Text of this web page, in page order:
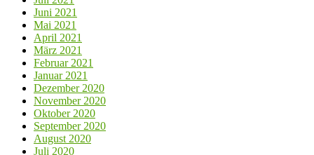
Juni 2021
Mai 2021
April 2021
März 2021
Februar 2021
Januar 2021
Dezember 2020
November 2020
Oktober 2020
September 2020
August 2020
Juli 2020